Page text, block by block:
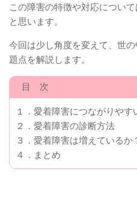
この障害の特徴や対応につい
と思います。
今回は少し角度を変えて、世
題点を解説します。
目 次
１．愛着障害につながりや
２．愛着障害の診断方法
３．愛着障害は増えているか
４．まとめ